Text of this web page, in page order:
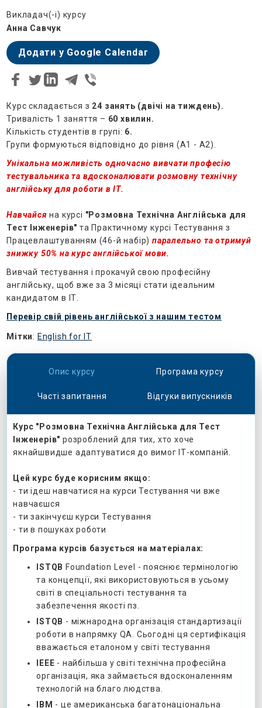
Викладач(-і) курсу
Анна Савчук
Додати у Google Calendar
Курс складається з 24 занять (двічі на тиждень).
Тривалість 1 заняття – 60 хвилин.
Кількість студентів в групі: 6.
Групи формуються відповідно до рівня (A1 - А2).
Унікальна можливість одночасно вивчати професію
тестувальника та вдосконалювати розмовну технічну
англійську для роботи в ІТ.
Навчайся на курсі "Розмовна Технічна Англійська для
Тест Інженерів" та Практичному курсі Тестування з
Працевлаштуванням (46-й набір)паралельно та отримуй
знижку 50% на курс англійської мови.
Вивчай тестування і прокачуй свою професійну
англійську, щоб вже за 3 місяці стати ідеальним
кандидатом в ІТ.
Перевір свій рівень англійської з нашим тестом
Мітки: English for IT
Опис курсу Програма курсу
Часті запитання Відгуки випускників
Курс "Розмовна Технічна Англійська для Тест
Інженерів"розроблений для тих, хто хоче
якнайшвидше адаптуватися до вимог ІТ-компаній.
Цей курс буде корисним якщо:
- ти ідеш навчатися на курси Тестування чи вже
навчаєшся
- ти закінчуєш курси Тестування
- ти в пошуках роботи
Програма курсів базується на матеріалах:
ISTQB Foundation Level - пояснює термінологію
та концепції, які використовуються в усьому
світі в спеціальності тестування та
забезпечення якості пз.
ISTQB - міжнародна організація стандартизації
роботи в напрямку QA. Сьогодні ця сертифікація
вважається еталоном у світі тестування
IEEE - найбільша у світі технічна професійна
організація, яка займається вдосконаленням
технологій на благо людства.
IBM - це американська багатонаціональна